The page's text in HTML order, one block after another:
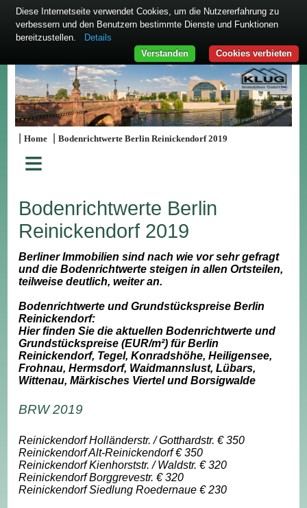
|Home |Bodenrichtwerte Berlin Reinickendorf 2019
≡
Bodenrichtwerte Berlin
Reinickendorf 2019
Berliner Immobilien sind nach wie vor sehr gefragt
und die Bodenrichtwerte steigen in allen Ortsteilen,
teilweise deutlich, weiter an.
Bodenrichtwerte und Grundstückspreise Berlin
Reinickendorf:
Hier finden Sie die aktuellen Bodenrichtwerte und
Grundstückspreise (EUR/m²) für Berlin
Reinickendorf, Tegel, Konradshöhe, Heiligensee,
Frohnau, Hermsdorf, Waidmannslust, Lübars,
Wittenau, Märkisches Viertel und Borsigwalde
BRW 2019
Reinickendorf Holländerstr. / Gotthardstr. € 350
Reinickendorf Alt-Reinickendorf € 350
Reinickendorf Kienhorststr. / Waldstr. € 320
Reinickendorf Borggrevestr. € 320
Reinickendorf Siedlung Roedernaue € 230
Diese Internetseite verwendet Cookies, um die Nutzererfahrung zu
verbessern und den Benutzern bestimmte Dienste und Funktionen
bereitzustellen.
Details
Cookies verbieten
Verstanden